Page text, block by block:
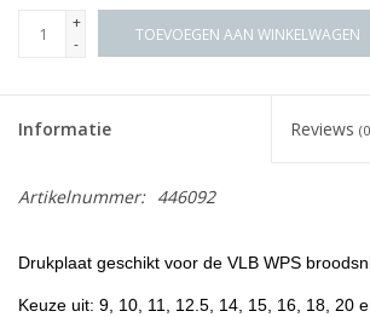
+
-
TOEVOEGEN AAN WINKELWAGEN
Informatie Reviews
Artikelnummer: 446092
Drukplaat geschikt voor de VLB WPS
Keuze uit: 9, 10, 11, 12.5, 14, 15, 16, 18, 20